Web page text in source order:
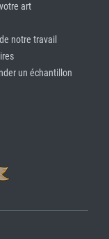
art
notre travail
un échantillon